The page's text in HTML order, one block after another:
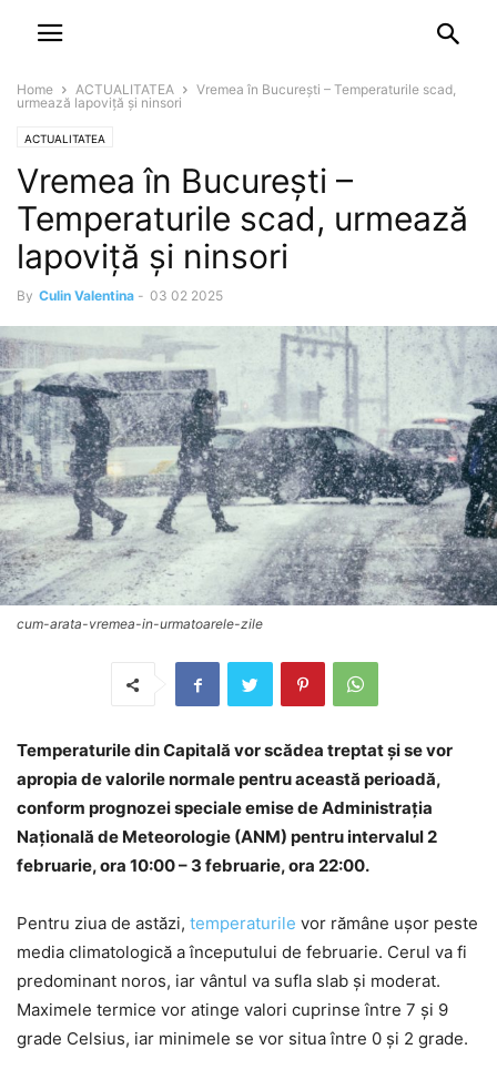
Home ACTUALITATEA
Vremea în București – Temperaturile scad,
urmează lapoviță și ninsori
ACTUALITATEA
Vremea în București –
Temperaturile scad, urmează
lapoviță și ninsori
By Culin Valentina - 03 02 2025
cum-arata-vremea-in-urmatoarele-zile
Temperaturile din Capitală vor scădea treptat și se vor
apropia de valorile normale pentru această perioadă,
conform prognozei speciale emise de Administrația
Națională de Meteorologie (ANM) pentru intervalul 2
februarie, ora 10:00 – 3 februarie, ora 22:00.
Pentru ziua de astăzi, temperaturile vor rămâne ușor peste
media climatologică a începutului de februarie. Cerul va fi
predominant noros, iar vântul va sufla slab și moderat.
Maximele termice vor atinge valori cuprinse între 7 și 9
grade Celsius, iar minimele se vor situa între 0 și 2 grade.